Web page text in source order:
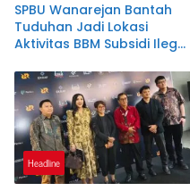
SPBU Wanarejan Bantah
Tuduhan Jadi Lokasi
Aktivitas BBM Subsidi Ilegal,
Sesuai Kode Etik Jurnalistik
dan Pertimbangkan Jalur
Hukum
Headline